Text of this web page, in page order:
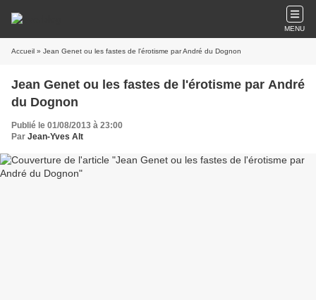
MENU
Accueil » Jean Genet ou les fastes de l'érotisme par André du Dognon
Jean Genet ou les fastes de l'érotisme par André
du Dognon
Publié le 01/08/2013 à 23:00
Par Jean-Yves Alt